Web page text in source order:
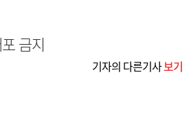
금지
기자의 다른기사보기